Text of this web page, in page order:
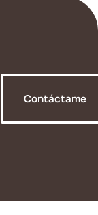
Contáctame